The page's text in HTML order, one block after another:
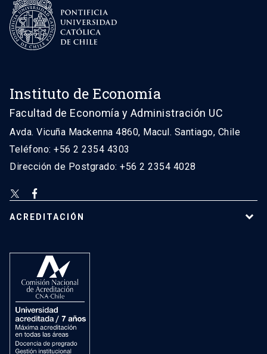
Instituto de Economía
Facultad de Economía y Administración UC
Avda. Vicuña Mackenna 4860, Macul. Santiago, Chile
Teléfono: +56 2 2354 4303
Dirección de Postgrado: +56 2 2354 4028
ACREDITACIÓN